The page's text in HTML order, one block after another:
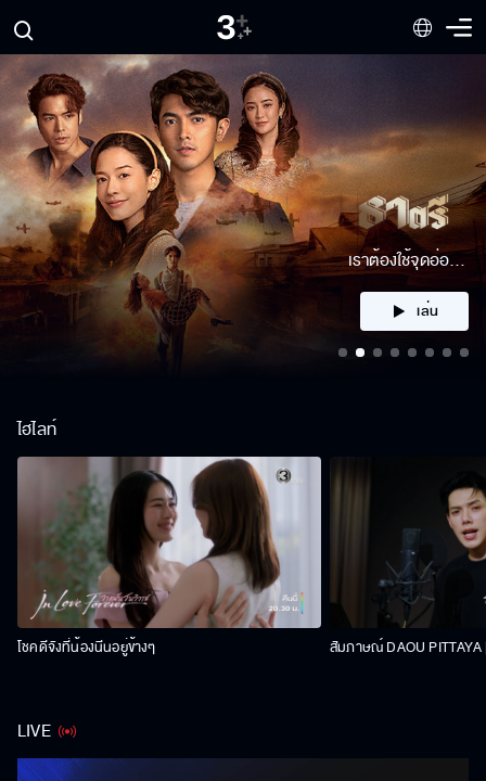
พวกมันมากันแล้ว
เล่น
ไฮไลท์
โชคดีจังที่น้องนีนอยู่ข้างๆ สัมภาษณ์ DAOU PITTAYA
LIVE